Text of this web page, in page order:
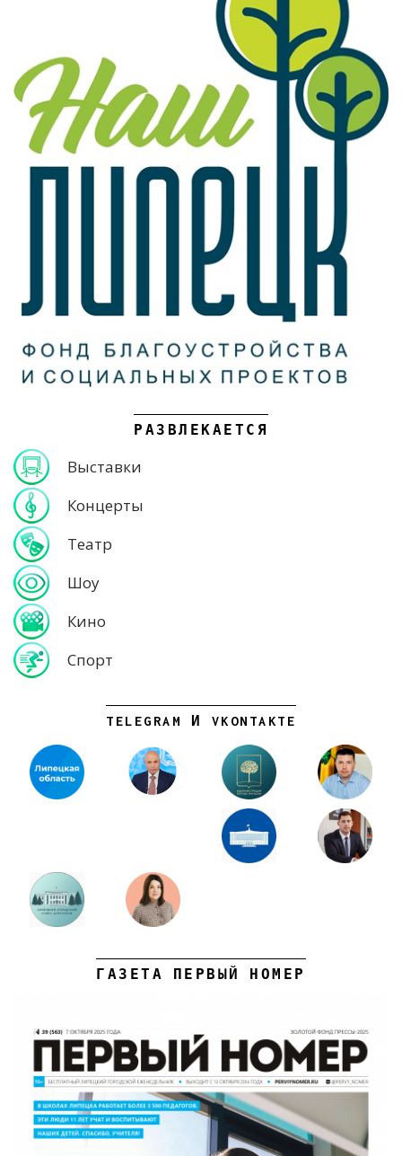
РАЗВЛЕКАЕТСЯ
Выставки
Концерты
Театр
Шоу
Кино
Спорт
TELEGRAM И VKONTAKTE
ГАЗЕТА ПЕРВЫЙ НОМЕР